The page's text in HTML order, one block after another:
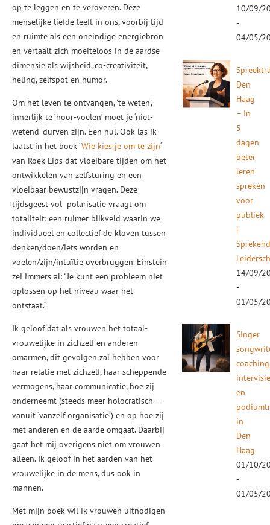
op te leggen en te veroveren. Deze
menselijke liefde leeft in ons, voorbij tijd
en ruimte als een oneindige energiebron
en vertaalt zich moeiteloos in de aardse
dimensie als wijsheid, co-creativiteit,
heling, zelfspot en humor.
Om het leven te ontvangen, ’te weten’,
innerlijk te ‘hoor-voelen’ moet je ‘niet-
wetend’ durven zijn. Een nul. Ook las ik
laatst in het boek ‘Wie kies je om te zijn‘
van Roek Lips dat vloeibare tijden om het
ontwikkelen van zelfsturing en een
vloeibaar bewustzijn vragen. Deze
tijdsgeest vol polarisatie vraagt om
totaliteit: een ruimer blikveld waarin we
individueel en collectief de kloven tussen
denken/doen/iets worden en
voelen/zijn/intuïtie overbruggen. Einstein
zei immers al: “Je kunt een probleem niet
oplossen op het niveau waar het
ontstaat.”
Ik geloof dat als vrouwen het totaal-
vrouwelijke in zichzelf en anderen
omarmen, dit gevolgen zal hebben voor
haar relatie met zichzelf, haar scheppende
vermogens, haar communicatie, hoe zij
onderneemt (steeds meer holocratisch –
vanuit ‘vanzelf organisatie’) en op hoe zij
met anderen en de aarde omgaat. Daarbij
gaat het mij overigens niet om vrouwen
alleen. Ik geloof in het aarden van het
vrouwelijke in de mens, dus ook in
mannen.
Met mijn boek wil ik vrouwen uitnodigen
10/09/
-
04/05/
Den
Haag
– In
5
dagen
beter
leren
spreken
voor
publiek
|
14/09/
-
01/05/
Singer
en
in
Den
Haag
01/10/
-
01/05/